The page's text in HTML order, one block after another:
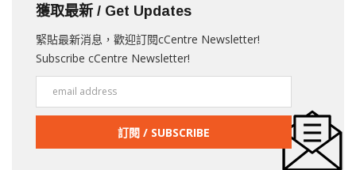
獲取最新 / Get Updates
緊貼最新消息，歡迎訂閱cCentre Newsletter!
Subscribe cCentre Newsletter!